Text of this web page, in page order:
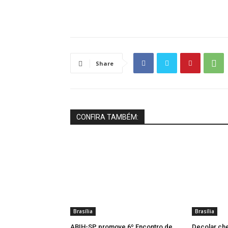
Share
CONFIRA TAMBÉM:
Brasília Brasília